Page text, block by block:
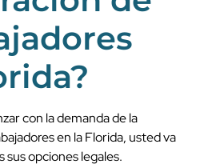
con la demanda de la
en la Florida, usted va
opciones legales.